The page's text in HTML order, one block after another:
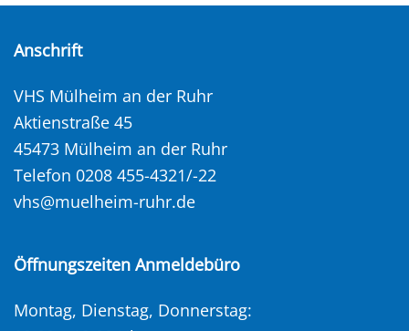
Anschrift
VHS Mülheim an der Ruhr
Aktienstraße 45
45473 Mülheim an der Ruhr
Telefon 0208 455-4321/-22
vhs@muelheim-ruhr.de
Öffnungszeiten Anmeldebüro
Montag, Dienstag, Donnerstag: